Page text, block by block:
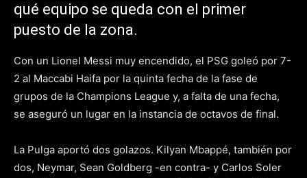
qué equipo se queda con el primer
puesto de la zona.
Con un Lionel Messi muy encendido, el PSG goleó por 7-
2 al Maccabi Haifa por la quinta fecha de la fase de
grupos de la Champions League y, a falta de una fecha,
se aseguró un lugar en la instancia de octavos de final.
La Pulga aportó dos golazos. Kilyan Mbappé, también por
dos, Neymar, Sean Goldberg -en contra- y Carlos Soler